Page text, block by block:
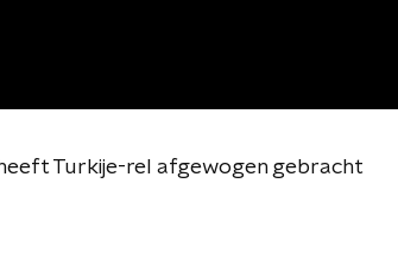
Turkije-rel afgewogen gebracht